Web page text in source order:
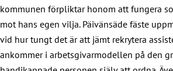
kommunen förpliktar honom att fungera
mot hans egen vilja. Päivänsäde fäste
vid hur tungt det är att jämt rekrytera
ankommer i arbetsgivarmodellen på den